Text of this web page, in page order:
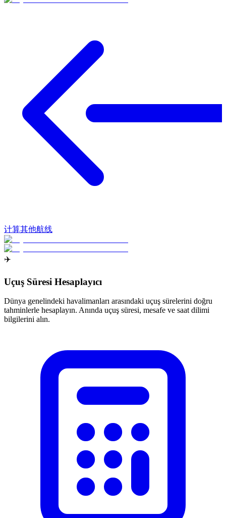
计算其他航线
✈️
Uçuş Süresi Hesaplayıcı
Dünya genelindeki havalimanları arasındaki uçuş sürelerini doğru
tahminlerle hesaplayın. Anında uçuş süresi, mesafe ve saat dilimi
bilgilerini alın.